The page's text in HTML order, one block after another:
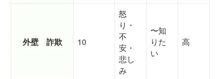
外壁 詐欺 10
怒
り・
不
安・
悲し
み
〜知
りた
い
高